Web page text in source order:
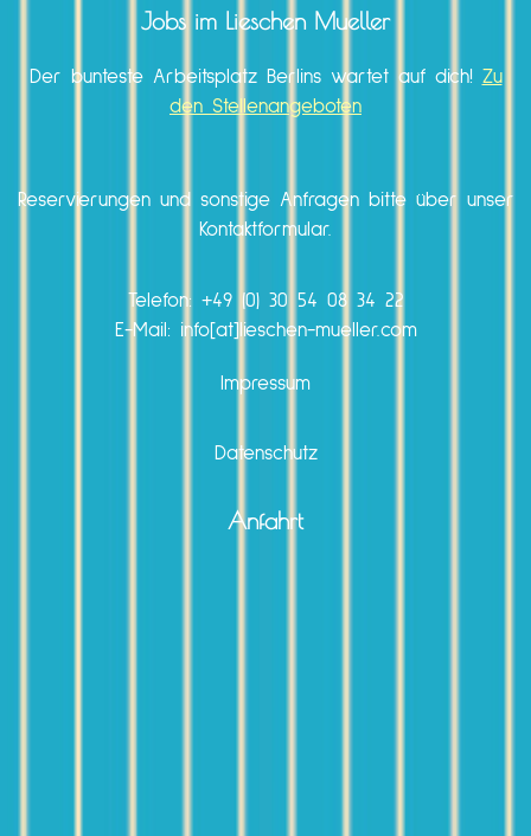
Jobs im Lieschen Mueller
Der bunteste Arbeitsplatz Berlins wartet auf dich! Zu
den Stellenangeboten
Reservierungen und sonstige Anfragen bitte über unser
Kontaktformular.
Telefon: +49 (0) 30 54 08 34 22
E-Mail: info[at]lieschen-mueller.com
Impressum
Datenschutz
Anfahrt